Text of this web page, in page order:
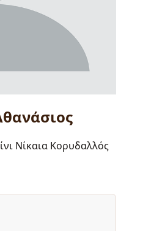
Νίκαια Κορυδαλλός